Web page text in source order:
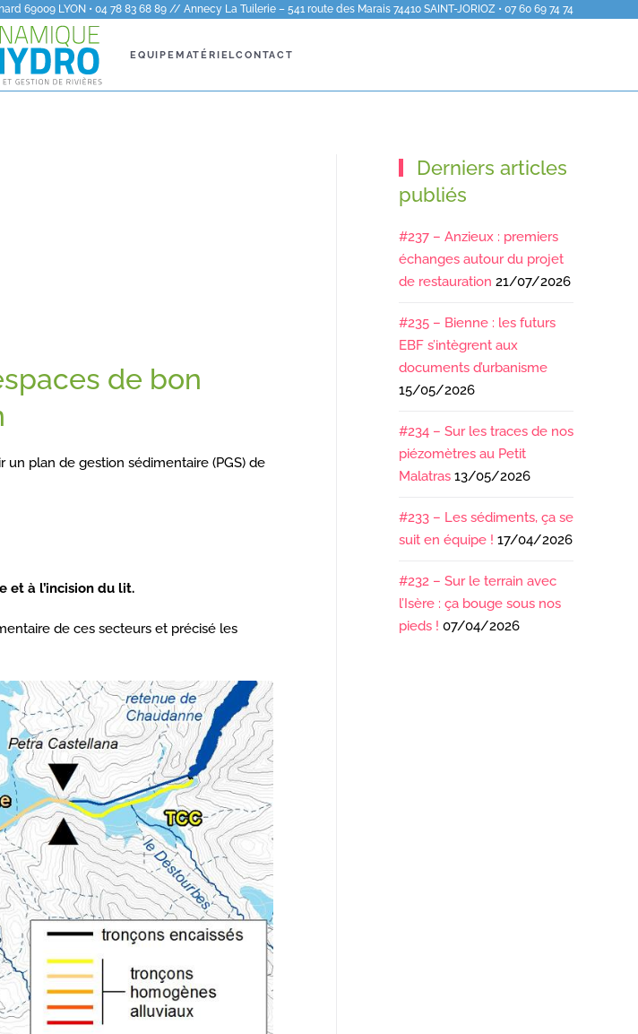
69009 LYON • 04 78 83 68 89 // Annecy La Tuilerie – 541 route des Marais 74410 SAINT-JORIOZ • 07 60 69 74 74
EQUIPEMATÉRIELCONTACT
de bon
plan de gestion sédimentaire (PGS) de
et à l’incision du lit.
de ces secteurs et précisé les
Derniers articles
publiés
#237 – Anzieux : premiers
échanges autour du projet
de restauration 21/07/2026
#235 – Bienne : les futurs
EBF s’intègrent aux
documents d’urbanisme
15/05/2026
#234 – Sur les traces de nos
piézomètres au Petit
Malatras 13/05/2026
#233 – Les sédiments, ça se
suit en équipe ! 17/04/2026
#232 – Sur le terrain avec
l’Isère : ça bouge sous nos
pieds ! 07/04/2026